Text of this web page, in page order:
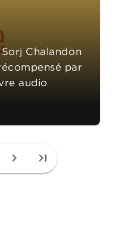
Chalandon
par
audio
chevron_right last_page